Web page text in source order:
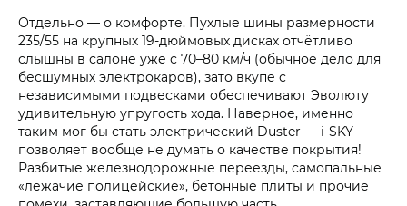
Отдельно — о комфорте. Пухлые шины размерности
235/55 на крупных 19-дюймовых дисках отчётливо
слышны в салоне уже с 70–80 км/ч (обычное дело для
бесшумных электрокаров), зато вкупе с
независимыми подвесками обеспечивают Эволюту
удивительную упругость хода. Наверное, именно
таким мог бы стать электрический Duster — i‑SKY
позволяет вообще не думать о качестве покрытия!
Разбитые железнодорожные переезды, самопальные
«лежачие полицейские», бетонные плиты и прочие